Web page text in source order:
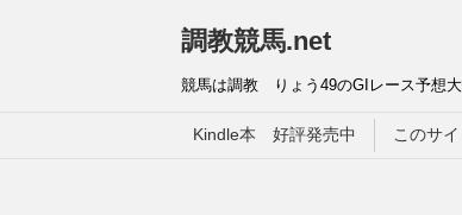
調教競馬.net
競馬は調教 りょう49のGIレース予想
Kindle本 好評発売中 このサ